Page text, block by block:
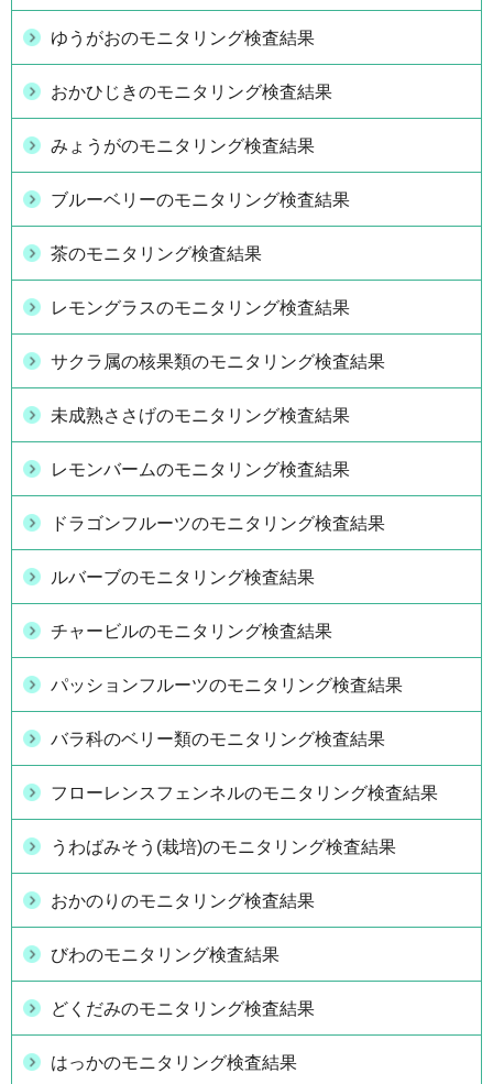
ゆうがおのモニタリング検査結果
おかひじきのモニタリング検査結果
みょうがのモニタリング検査結果
ブルーベリーのモニタリング検査結果
茶のモニタリング検査結果
レモングラスのモニタリング検査結果
サクラ属の核果類のモニタリング検査結果
未成熟ささげのモニタリング検査結果
レモンバームのモニタリング検査結果
ドラゴンフルーツのモニタリング検査結果
ルバーブのモニタリング検査結果
チャービルのモニタリング検査結果
パッションフルーツのモニタリング検査結果
バラ科のベリー類のモニタリング検査結果
フローレンスフェンネルのモニタリング検査結果
うわばみそう(栽培)のモニタリング検査結果
おかのりのモニタリング検査結果
びわのモニタリング検査結果
どくだみのモニタリング検査結果
はっかのモニタリング検査結果